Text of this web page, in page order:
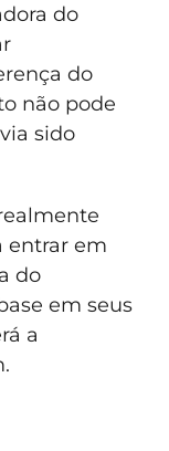
do
do
não pode
sido
entrar em
do
em seus
a